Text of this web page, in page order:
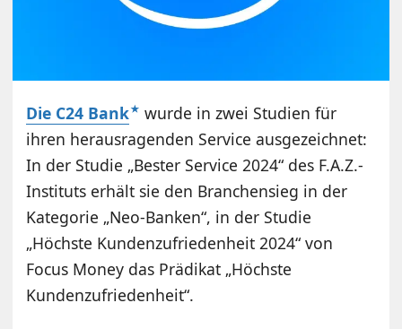
Die C24 Bank
wurde in zwei Studien für
ihren herausragenden Service ausgezeichnet:
In der Studie „Bester Service 2024“ des F.A.Z.-
Instituts erhält sie den Branchensieg in der
Kategorie „Neo-Banken“, in der Studie
„Höchste Kundenzufriedenheit 2024“ von
Focus Money das Prädikat „Höchste
Kundenzufriedenheit“.